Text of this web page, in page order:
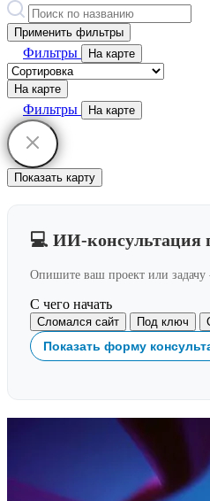
Применить фильтры
Фильтры На карте
На карте
Фильтры На карте
Показать карту
💻 ИИ-консультация
Опишите ваш проект или задачу
С чего начать
Сломался сайт Под ключ
Показать форму